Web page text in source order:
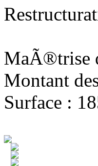
MaÃ®trise
Montant
Surface :